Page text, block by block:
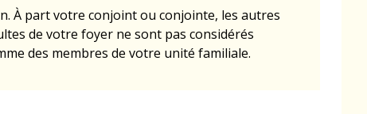
À part votre conjoint ou conjointe, les autres
de votre foyer ne sont pas considérés
des membres de votre unité familiale.